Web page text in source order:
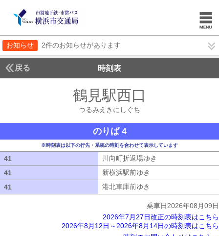
お知らせ 2件のお知らせがあります
戻る 時刻表
鶴見駅西口
つるみえきにしぐち
のりば 4
※時刻表は以下の行先・系統の時刻を合わせて表示しています
41 川向町折返場ゆき
41
新横浜駅前ゆき
41
港北車庫前ゆき
乗車日2026年08月09日
2026年7月27日改正の時刻表はこちら
2026年8月12日～2026年8月14日の時刻表はこちら